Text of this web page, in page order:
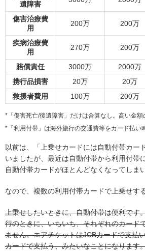
遺障害
傷害治療費
用
200万 200万
疾病治療費
用
270万 200万
賠償責任 3000万 2000万
携行品損害
20万 20万
救援者費用
100万 200万
*「傷害死亡/後遺障害」だけは合算なし。高い金額
*「利用付帯」は海外旅行の交通費等をカード払い
以前は、「上乗せカードには自動付帯カー
いましたが、最近は自動付帯から利用付帯
自動付帯カードがほとんどなくなってしま
なので、複数の利用付帯カードで上乗せす
上乗せしたいときに、自動付帯は便利です
行のときに、いちいち、それぞれのカード
ません。エアチケットはJCBカードで支払
カードで支払う、みたいなことになります